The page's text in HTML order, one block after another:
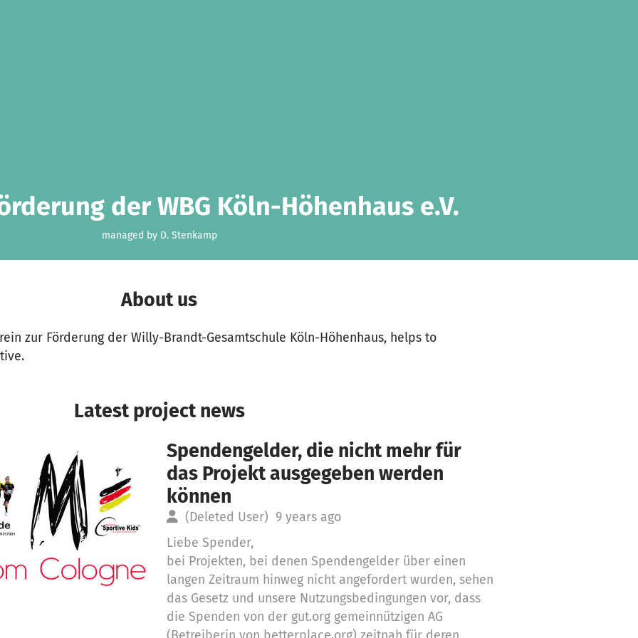
der WBG Köln-Höhenhaus e.V.
managed by D. Stenkamp
About us
zur Förderung der Willy-Brandt-Gesamtschule Köln-Höhenhaus, helps to
Latest project news
Spendengelder, die nicht mehr für
das Projekt ausgegeben werden
können
(Deleted User) 9 years ago
Liebe Spender,
bei Projekten, bei denen Spendengelder über einen
langen Zeitraum hinweg nicht angefordert wurden, sehen
das Gesetz und unsere Nutzungsbedingungen vor, dass
die Spenden von der gut.org gemeinnützigen AG